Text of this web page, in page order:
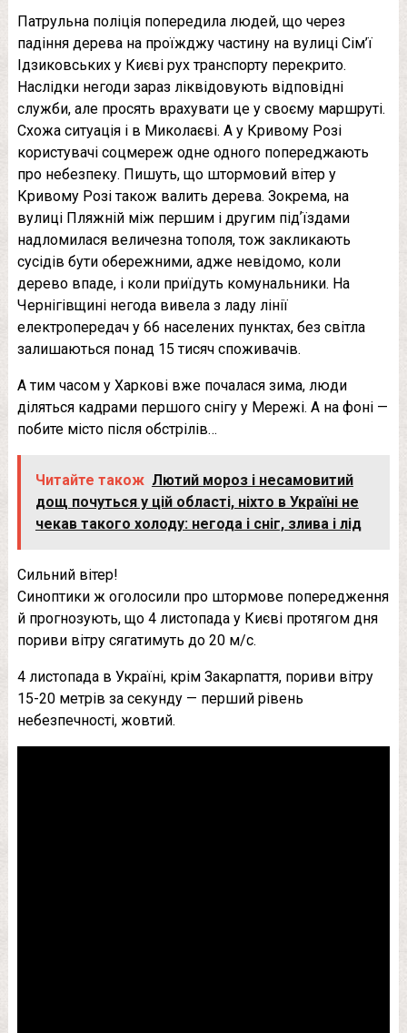
Патрульна поліція попередила людей, що через
падіння дерева на проїжджу частину на вулиці Сім’ї
Ідзиковських у Києві рух транспорту перекрито.
Наслідки негоди зараз ліквідовують відповідні
служби, але просять врахувати це у своєму маршруті.
Схожа ситуація і в Миколаєві. А у Кривому Розі
користувачі соцмереж одне одного попереджають
про небезпеку. Пишуть, що штормовий вітер у
Кривому Розі також валить дерева. Зокрема, на
вулиці Пляжній між першим і другим підʼїздами
надломилася величезна тополя, тож закликають
сусідів бути обережними, адже невідомо, коли
дерево впаде, і коли приїдуть комунальники. На
Чернігівщині негода вивела з ладу лінії
електропередач у 66 населених пунктах, без світла
залишаються понад 15 тисяч споживачів.
А тим часом у Харкові вже почалася зима, люди
діляться кадрами першого снігу у Мережі. А на фоні —
побите місто після обстрілів…
Читайте також Лютий мороз і несамовитий
дощ почуться у цій області, ніхто в Україні не
чекав такого холоду: негода і сніг, злива і лід
Сильний вітер!
Синоптики ж оголосили про штормове попередження
й прогнозують, що 4 листопада у Києві протягом дня
пориви вітру сягатимуть до 20 м/с.
4 листопада в Україні, крім Закарпаття, пориви вітру
15-20 метрів за секунду — перший рівень
небезпечності, жовтий.